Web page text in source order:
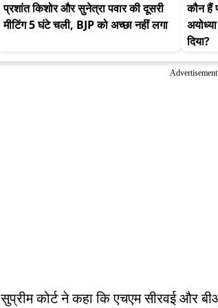
प्रशांत किशोर और सुनेत्रा पवार की दूसरी
मीटिंग 5 घंटे चली, BJP को अच्छा नहीं लगा
कौन हैं
दिया?
Advertisement
सुप्रीम कोर्ट ने कहा कि एचएम सीरवई और